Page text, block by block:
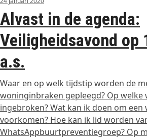
Alvast in de agenda:
Veiligheidsavond op
a.s.
Waar en op welk tijdstip worden de
woninginbraken gepleegd? Op welke
ingebroken? Wat kan ik doen om
voorkomen? Hoe kan ik lid worden
WhatsAppbuurtpreventiegroep? Op